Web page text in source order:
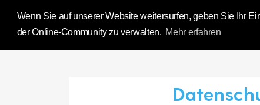
Wenn Sie auf unserer Website weitersurfen, geben Sie Ihr
der Online-Community zu verwalten. Mehr erfahren
Influence Your